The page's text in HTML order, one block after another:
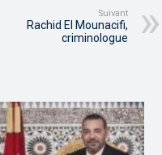
Suivant
Rachid El Mounacifi,
criminologue